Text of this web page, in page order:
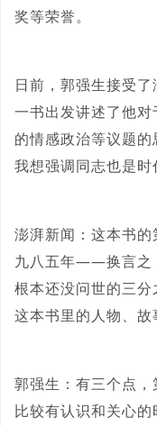
奖等荣誉。
日前，郭强生接受了
一书出发讲述了他
的情感政治等议题的
我想强调同志也是时
澎湃新闻：这本书
九八五年——换言之
根本还没问世的三
这本书里的人物、故
郭强生：有三个点
比较有认识和关心